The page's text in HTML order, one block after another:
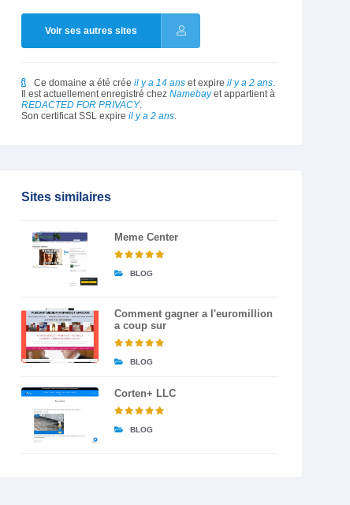
Voir ses autres sites
Ce domaine a été crée il y a 14 ans et expire il y a 2 ans.
Il est actuellement enregistré chez Namebayet appartient à
REDACTED FOR PRIVACY.
Son certificat SSL expire il y a 2 ans.
Sites similaires
Meme Center
BLOG
Comment gagner a l'euromillion
a coup sur
BLOG
Corten+ LLC
BLOG